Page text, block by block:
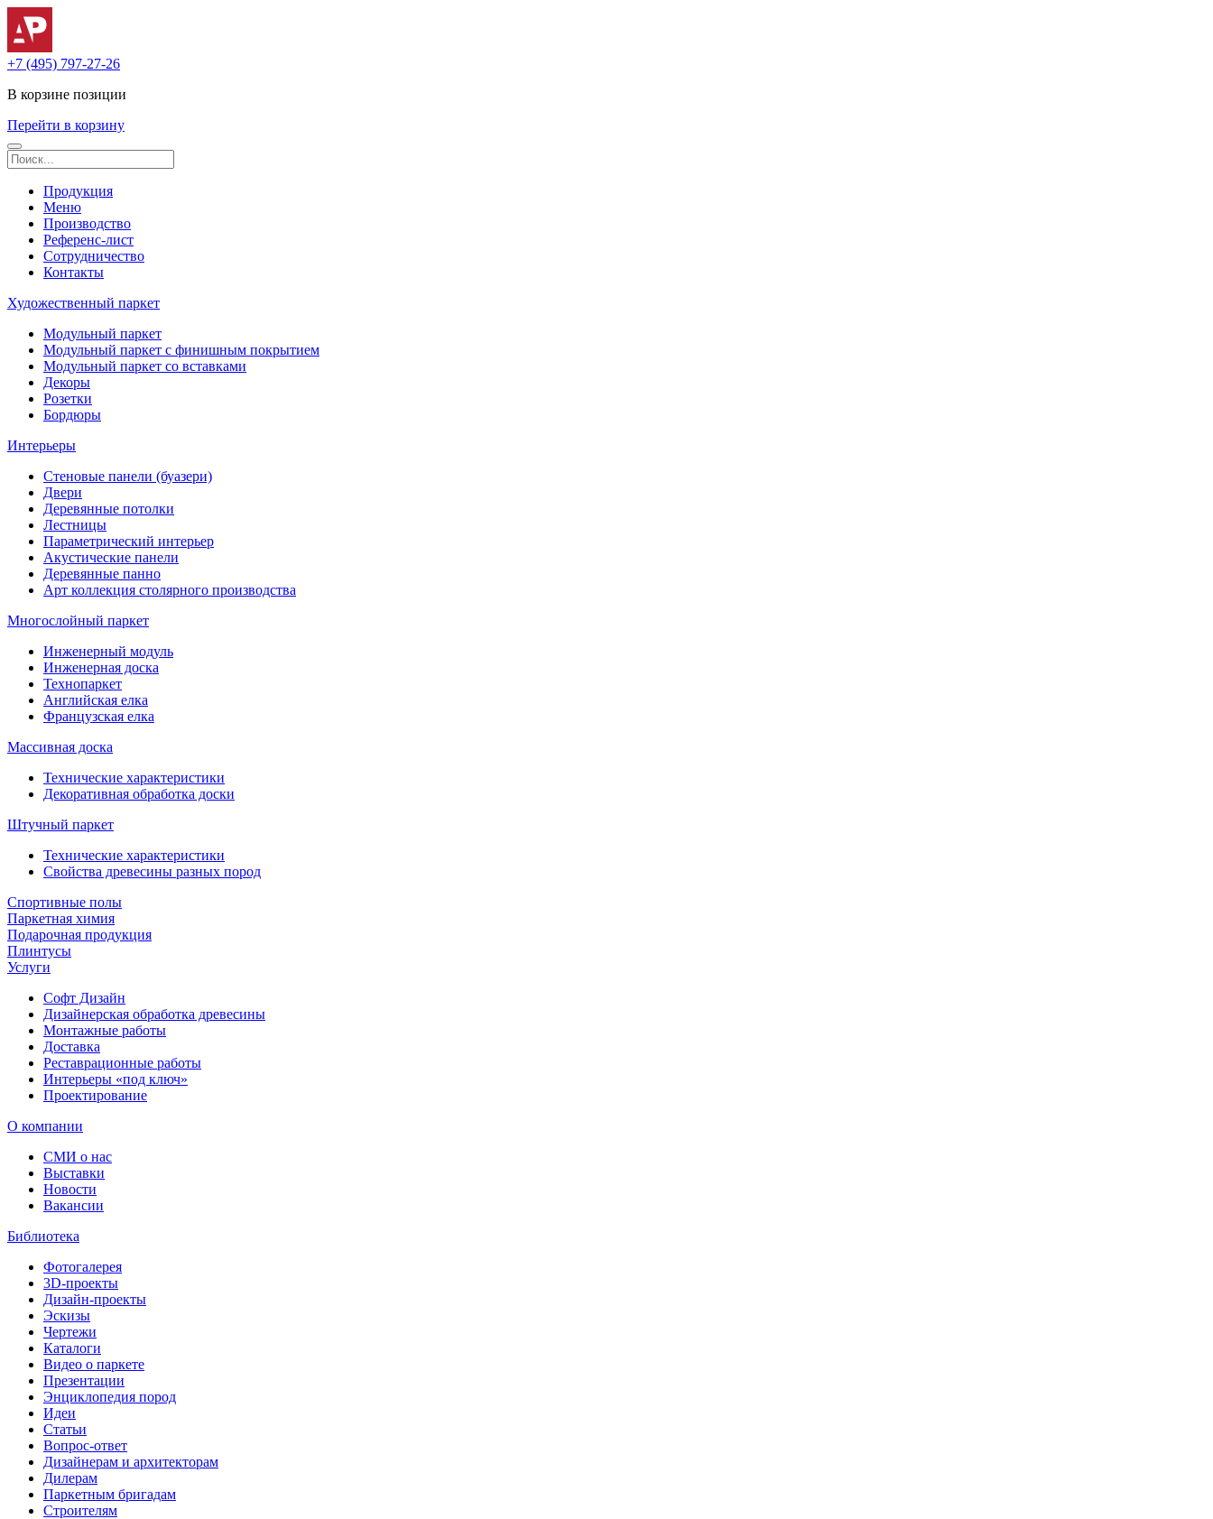
+7 (495) 797-27-26
В корзине позиции
Перейти в корзину
Продукция
Меню
Производство
Референс-лист
Сотрудничество
Контакты
Художественный паркет
Модульный паркет
Модульный паркет с финишным покрытием
Модульный паркет со вставками
Декоры
Розетки
Бордюры
Интерьеры
Стеновые панели (буазери)
Двери
Деревянные потолки
Лестницы
Параметрический интерьер
Акустические панели
Деревянные панно
Арт коллекция столярного производства
Многослойный паркет
Инженерный модуль
Инженерная доска
Технопаркет
Английская елка
Французская елка
Массивная доска
Технические характеристики
Декоративная обработка доски
Штучный паркет
Технические характеристики
Свойства древесины разных пород
Спортивные полы
Паркетная химия
Подарочная продукция
Плинтусы
Услуги
Софт Дизайн
Дизайнерская обработка древесины
Монтажные работы
Доставка
Реставрационные работы
Интерьеры «под ключ»
Проектирование
О компании
СМИ о нас
Выставки
Новости
Вакансии
Библиотека
Фотогалерея
3D-проекты
Дизайн-проекты
Эскизы
Чертежи
Каталоги
Видео о паркете
Презентации
Энциклопедия пород
Идеи
Статьи
Вопрос-ответ
Дизайнерам и архитекторам
Дилерам
Паркетным бригадам
Строителям